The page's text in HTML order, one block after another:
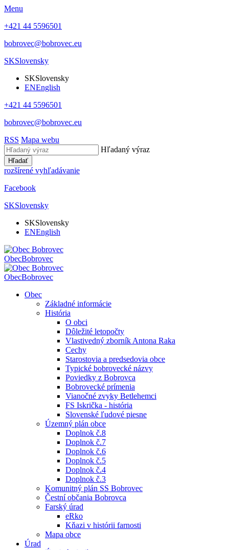
Menu
+421 44 5596501
bobrovec@bobrovec.eu
SKSlovensky
SKSlovensky
ENEnglish
+421 44 5596501
bobrovec@bobrovec.eu
RSS Mapa webu
Hľadaný výraz
Hľadať
rozšírené vyhľadávanie
Facebook
SKSlovensky
SKSlovensky
ENEnglish
ObecBobrovec
ObecBobrovec
Obec
Základné informácie
História
O obci
Dôležité letopočty
Vlastivedný zborník Antona Raka
Cechy
Starostovia a predsedovia obce
Typické bobrovecké názvy
Poviedky z Bobrovca
Bobrovecké prímenia
Vianočné zvyky Betlehemci
FS Iskrička - história
Slovenské ľudové piesne
Územný plán obce
Doplnok č.8
Doplnok č.7
Doplnok č.6
Doplnok č.5
Doplnok č.4
Doplnok č.3
Komunitný plán SS Bobrovec
Čestní občania Bobrovca
Farský úrad
eRko
Kňazi v histórii farnosti
Mapa obce
Úrad